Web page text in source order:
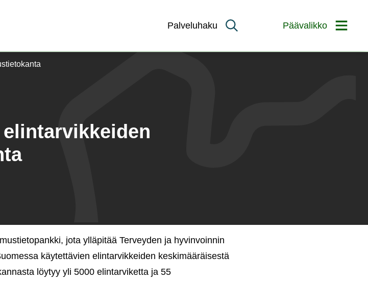
Palveluhaku Päävalikko
jota ylläpitää Terveyden ja hyvinvoinnin
käytettävien elintarvikkeiden keskimääräisestä
löytyy yli 5000 elintarviketta ja 55